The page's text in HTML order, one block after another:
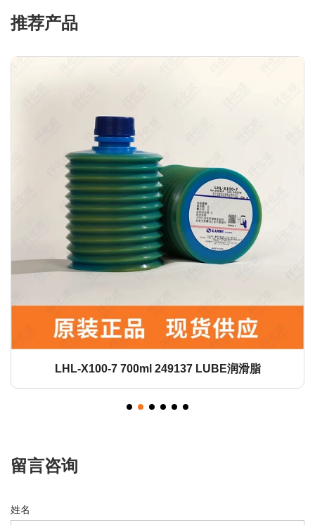
推荐产品
LHL-X100-7 700ml 249137 LUBE润滑脂
留言咨询
姓名